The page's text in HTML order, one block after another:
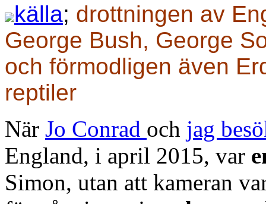
källa; drottningen av
George Bush, George
och förmodligen även
reptiler
När Jo Conrad och jag
England, i april 2015, var
Simon, utan att kameran